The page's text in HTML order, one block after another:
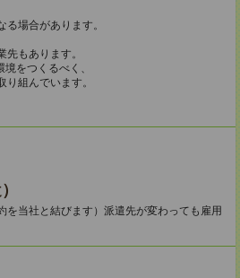
場合があります。
もあります。
をつくるべく、
組んでいます。
を当社と結びます）派遣先が変わっても雇用